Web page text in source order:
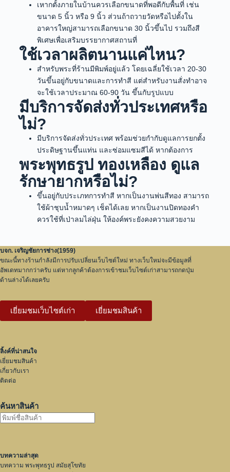
เหากตั้งภายในบ้านควรเลือกขนาดที่พอดีกับพื้นที่ เช่น
ขนาด 5 นิ้ว หรือ 9 นิ้ว ส่วนถ้าถวายวัดหรือไปตั้งใน
อาคารใหญ่สามารถเลือกขนาด 30 นิ้วขึ้นไป รวมถึงสี
พิเศษเพื่อเสริมบรรยากาศสถานที่
ใช้เวลาผลิตนานแค่ไหน?
สำหรับพระที่ร้านมีพิมพ์อยู่แล้ว โดยเฉลี่ยใช้เวลา 20-30
วันขึ้นอยู่กับขนาดและการทำสี แต่สำหรับงานสั่งทำอาจ
จะใช้เวลาประมาณ 60-90 วัน ขึ้นกับรูปแบบ
มีบริการจัดส่งทั่วประเทศหรือ
ไม่?
มีบริการจัดส่งทั่วประเทศ พร้อมช่วยกำกับดูแลการยกตั้ง
ประดิษฐานขึ้นแท่น และซ่อมแซมสีได้ หากต้องการ
พระพุทธรูป ทองเหลือง ดูแล
รักษายากหรือไม่?
ขึ้นอยู่กับประเภทการทำสี หากเป็นงานพ่นสีทอง สามารถ
ใช้ผ้าชุบน้ำหมาดๆ เช็ดได้เลย หากเป็นงานปิดทองคำ
ควรใช้ที่เป่าลมไล่ฝุ่น ให้องค์พระยังคงความสวยงาม
บจก. เจริญชัยการช่าง(1959)
ขณะนี้ทางร้านกำลังมีการปรับเปลี่ยนเว็บไซต์ใหม่ ทางเว็บใหม่จะมีข้อมูลที่
อัพเดทมากกว่าครับ แต่หากลูกค้าต้องการเข้าชมเว็บไซต์เก่าสามารถกดปุ่ม
ด้านล่างได้เลยครับ
เยี่ยมชมเว็บไซต์เก่า เยี่ยมชมสินค้า
ลิ้งค์ที่น่าสนใจ
เยี่ยมชมสินค้า
เกี่ยวกับเรา
ติดต่อ
ค้นหาสินค้า
บทความล่าสุด
บทความ พระพุทธรูป สมัยสุโขทัย